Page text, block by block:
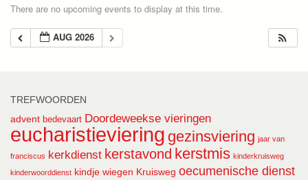
There are no upcoming events to display at this time.
AUG 2026
TREFWOORDEN
advent bedevaart Doordeweekse vieringen
eucharistieviering gezinsviering jaar van
franciscus kerkdienst kerstavond kerstmis kinderkruisweg
kinderwoorddienst kindje wiegen Kruisweg oecumenische dienst